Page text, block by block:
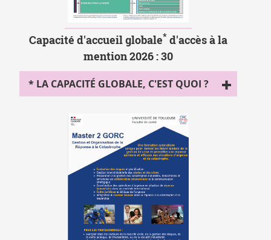
Capacité d'accueil globale*d'accès à la
mention 2026 : 30
* LA CAPACITÉ GLOBALE, C'EST QUOI ?